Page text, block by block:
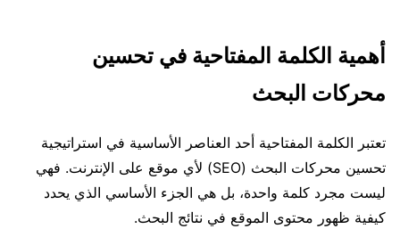
أهمية الكلمة المفتاحية في تحسين
محركات البحث
تعتبر الكلمة المفتاحية أحد العناصر الأساسية في استراتيجية
تحسين محركات البحث (SEO) لأي موقع على الإنترنت. فهي
ليست مجرد كلمة واحدة، بل هي الجزء الأساسي الذي يحدد
كيفية ظهور محتوى الموقع في نتائج البحث.